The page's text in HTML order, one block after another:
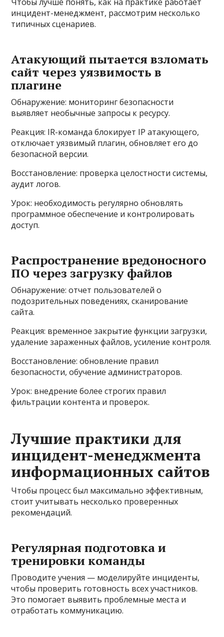
инцидент-менеджмент, рассмотрим несколько
типичных сценариев.
Атакующий пытается взломать
сайт через уязвимость в
плагине
Обнаружение: мониторинг безопасности
выявляет необычные запросы к ресурсу.
Реакция: IR-команда блокирует IP атакующего,
отключает уязвимый плагин, обновляет его до
безопасной версии.
Восстановление: проверка целостности системы,
аудит логов.
Урок: необходимость регулярно обновлять
программное обеспечение и контролировать
доступ.
Распространение вредоносного
ПО через загрузку файлов
Обнаружение: отчет пользователей о
подозрительных поведениях, сканирование
сайта.
Реакция: временное закрытие функции загрузки,
удаление зараженных файлов, усиление контроля.
Восстановление: обновление правил
безопасности, обучение администраторов.
Урок: внедрение более строгих правил
фильтрации контента и проверок.
Лучшие практики для
инцидент-менеджмента
информационных сайтов
Чтобы процесс был максимально эффективным,
стоит учитывать несколько проверенных
рекомендаций.
Регулярная подготовка и
тренировки команды
Проводите учения — моделируйте инциденты,
чтобы проверить готовность всех участников.
Это помогает выявить проблемные места и
отработать коммуникацию.